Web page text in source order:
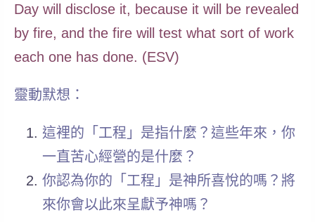
Day will disclose it, because it will be revealed
by fire, and the fire will test what sort of work
each one has done. (ESV)
靈動默想：
這裡的「工程」是指什麼？這些年來，你
一直苦心經營的是什麼？
你認為你的「工程」是神所喜悅的嗎？將
來你會以此來呈獻予神嗎？